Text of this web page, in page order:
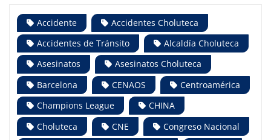
Accidente
Accidentes Choluteca
Accidentes de Tránsito
Alcaldía Choluteca
Asesinatos
Asesinatos Choluteca
Barcelona
CENAOS
Centroamérica
Champions League
CHINA
Choluteca
CNE
Congreso Nacional